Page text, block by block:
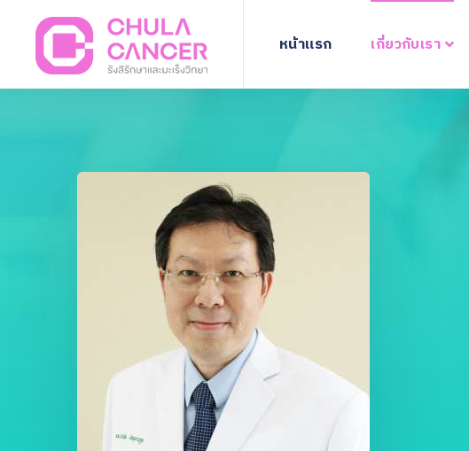
หน้าแรก เกี่ยวกับเรา